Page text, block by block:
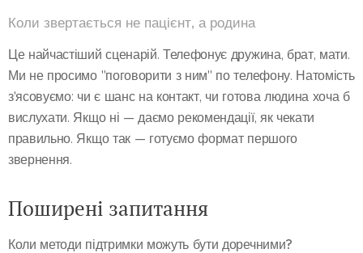
Коли звертається не пацієнт, а родина
Це найчастіший сценарій. Телефонує дружина, брат, мати.
Ми не просимо "поговорити з ним" по телефону. Натомість
з'ясовуємо: чи є шанс на контакт, чи готова людина хоча б
вислухати. Якщо ні — даємо рекомендації, як чекати
правильно. Якщо так — готуємо формат першого
звернення.
Поширені запитання
Коли методи підтримки можуть бути доречними?